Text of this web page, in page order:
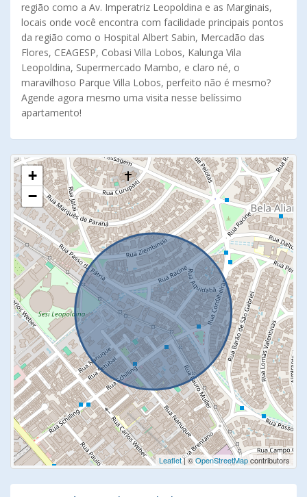
região como a Av. Imperatriz Leopoldina e as Marginais,
locais onde você encontra com facilidade principais pontos
da região como o Hospital Albert Sabin, Mercadão das
Flores, CEAGESP, Cobasi Villa Lobos, Kalunga Vila
Leopoldina, Supermercado Mambo, e claro né, o
maravilhoso Parque Villa Lobos, perfeito não é mesmo?
Agende agora mesmo uma visita nesse belíssimo
apartamento!
+
−
Leaflet| ©OpenStreetMapcontributors